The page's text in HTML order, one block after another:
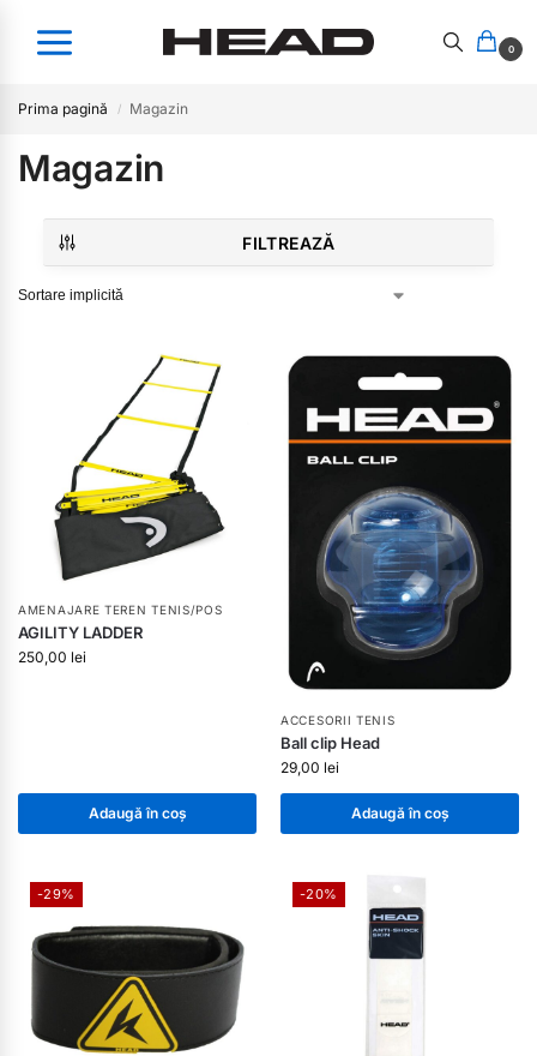
0
Prima pagină / Magazin
Magazin
FILTREAZĂ
AMENAJARE TEREN TENIS/POS
AGILITY LADDER
250,00 lei
Adaugă în coș
ACCESORII TENIS
Ball clip Head
29,00 lei
Adaugă în coș
-29% -20%